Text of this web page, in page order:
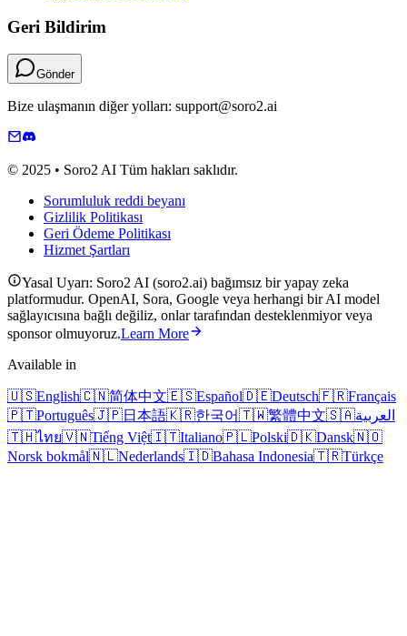
Geri Bildirim
Gönder
Bize ulaşmanın diğer yolları: support@soro2.ai
© 2025 • Soro2 AI Tüm hakları saklıdır.
Sorumluluk reddi beyanı
Gizlilik Politikası
Geri Ödeme Politikası
Hizmet Şartları
Yasal Uyarı: Soro2 AI (soro2.ai) bağımsız bir yapay zeka
platformudur. OpenAI, Sora, Google veya herhangi bir AI model
sağlayıcısına bağlı değiliz, onlar tarafından desteklenmiyor veya
sponsor olmuyoruz.Learn More
Available in
🇺🇸English🇨🇳简体中文🇪🇸Español🇩🇪Deutsch🇫🇷Français
🇵🇹Português🇯🇵日本語🇰🇷한국어🇹🇼繁體中文🇸🇦العربية
🇹🇭ไทย🇻🇳Tiếng Việt🇮🇹Italiano🇵🇱Polski🇩🇰Dansk🇳🇴
Norsk bokmål🇳🇱Nederlands🇮🇩Bahasa Indonesia🇹🇷Türkçe